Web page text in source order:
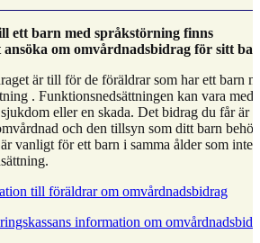
ett barn med språkstörning finns
ansöka om omvårdnadsbidrag för sitt
är till för de föräldrar som har ett barn
. Funktionsnedsättningen kan vara
eller en skada. Det bidrag du får är
och den tillsyn som ditt barn
vanligt för ett barn i samma ålder som inte
till föräldrar om omvårdnadsbidrag
information om